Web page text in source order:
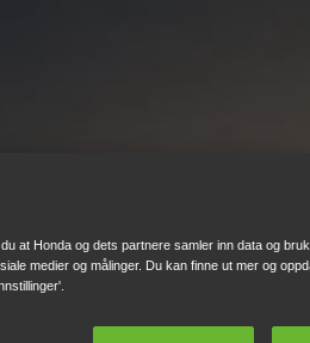
at Honda og dets partnere samler inn data og
medier og målinger. Du kan finne ut mer og